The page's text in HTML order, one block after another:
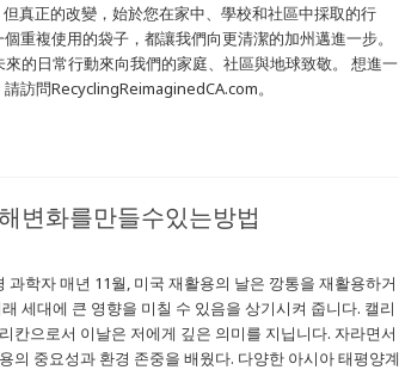
真正的改變，始於您在家中、學校和社區中採取的行
重複使用的袋子，都讓我們向更清潔的加州邁進一步。
的日常行動來向我們的家庭、社區與地球致敬。 想進一
訪問RecyclingReimaginedCA.com。
변화를만들수있는방법
학자 매년 11월, 미국 재활용의 날은 깡통을 재활용하거
세대에 큰 영향을 미칠 수 있음을 상기시켜 줍니다. 캘리
칸으로서 이날은 저에게 깊은 의미를 지닙니다. 자라면서
의 중요성과 환경 존중을 배웠다. 다양한 아시아 태평양계